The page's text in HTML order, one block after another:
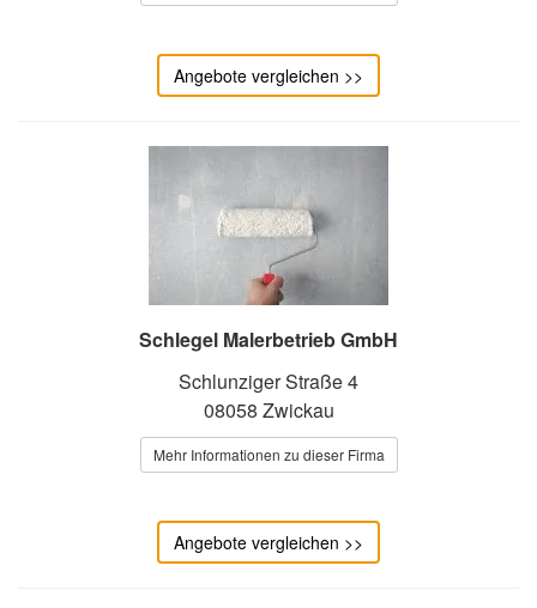
Angebote vergleichen >>
Schlegel Malerbetrieb GmbH
Schlunziger Straße 4
08058 Zwickau
Mehr Informationen zu dieser Firma
Angebote vergleichen >>